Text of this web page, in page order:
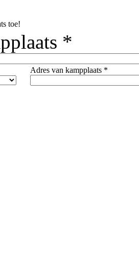
toe!
*
Adres van kampplaats *